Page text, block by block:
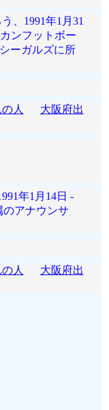
、1991年1月31
ンフットボー
ーガルズに所
人
大阪府出
年1月14日 -
アナウンサ
人
大阪府出